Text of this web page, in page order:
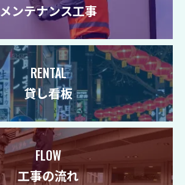
メンテナンス工事
RENTAL
貸し看板
FLOW
工事の流れ